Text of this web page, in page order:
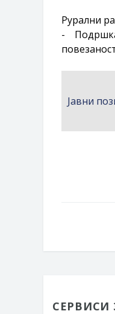
Рурални
-
Јавни
СЕРВИСИ